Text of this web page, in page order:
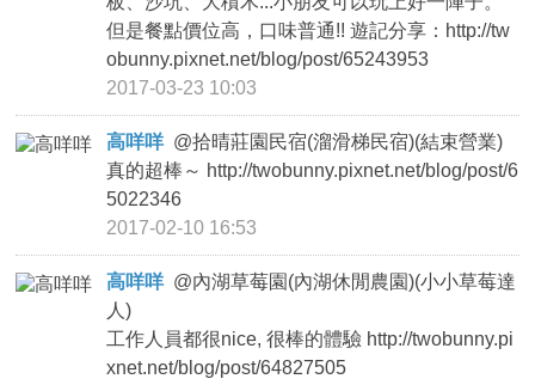
但是餐點價位高，口味普通!! 遊記分享：http://tw
obunny.pixnet.net/blog/post/65243953
2017-03-23 10:03
高咩咩 @拾晴莊園民宿(溜滑梯民宿)(結束營業)
真的超棒～ http://twobunny.pixnet.net/blog/post/6
5022346
2017-02-10 16:53
高咩咩 @內湖草莓園(內湖休閒農園)(小小草莓達
人)
工作人員都很nice, 很棒的體驗 http://twobunny.pi
xnet.net/blog/post/64827505